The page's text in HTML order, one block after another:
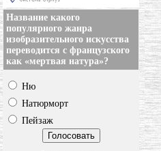
Название какого
популярного жанра
изобразительного искусства
переводится с французского
как «мертвая натура»?
Ню
Натюрморт
Пейзаж